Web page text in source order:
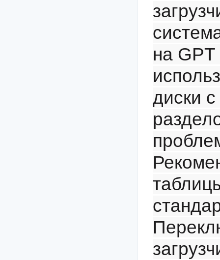
на
диски